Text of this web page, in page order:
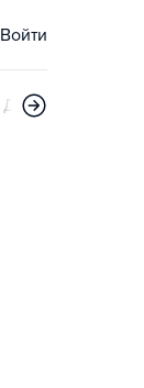
Войти
Дни открытых